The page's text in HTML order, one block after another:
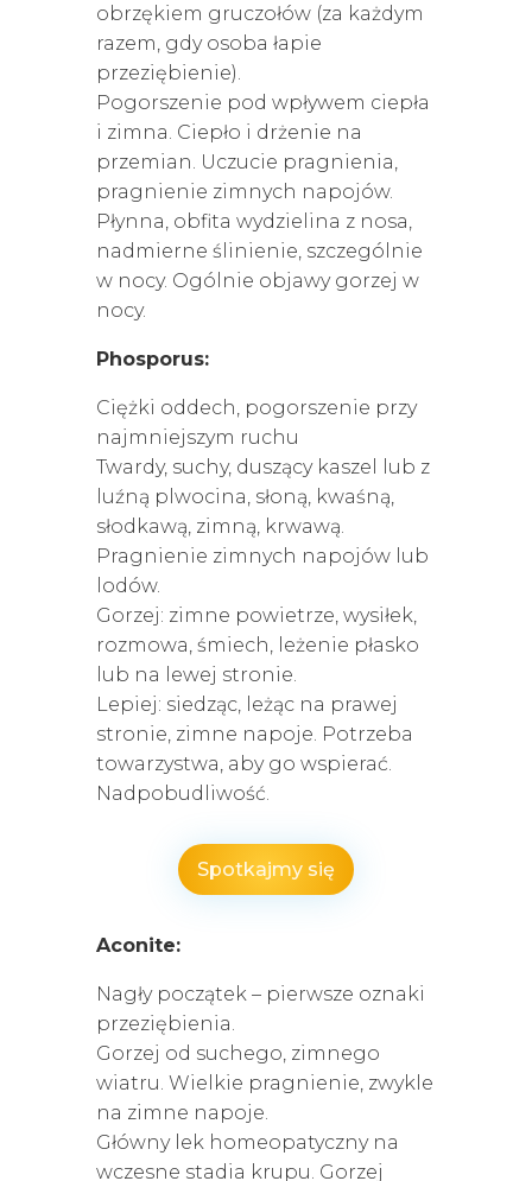
obrzękiem gruczołów (za każdym
razem, gdy osoba łapie
przeziębienie).
Pogorszenie pod wpływem ciepła
i zimna. Ciepło i drżenie na
przemian. Uczucie pragnienia,
pragnienie zimnych napojów.
Płynna, obfita wydzielina z nosa,
nadmierne ślinienie, szczególnie
w nocy. Ogólnie objawy gorzej w
nocy.
Phosporus:
Ciężki oddech, pogorszenie przy
najmniejszym ruchu
Twardy, suchy, duszący kaszel lub z
luźną plwocina, słoną, kwaśną,
słodkawą, zimną, krwawą.
Pragnienie zimnych napojów lub
lodów.
Gorzej: zimne powietrze, wysiłek,
rozmowa, śmiech, leżenie płasko
lub na lewej stronie.
Lepiej: siedząc, leżąc na prawej
stronie, zimne napoje. Potrzeba
towarzystwa, aby go wspierać.
Nadpobudliwość.
Spotkajmy się
Aconite:
Nagły początek – pierwsze oznaki
przeziębienia.
Gorzej od suchego, zimnego
wiatru. Wielkie pragnienie, zwykle
na zimne napoje.
Główny lek homeopatyczny na
wczesne stadia krupu. Gorzej